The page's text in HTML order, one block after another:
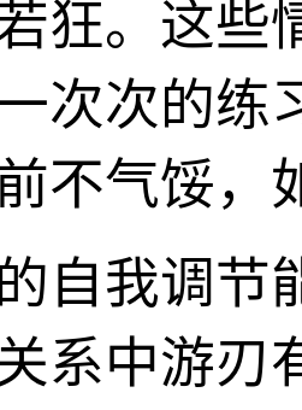
狂。这些
次次的练
不气馁，
自我调节
系中游刃